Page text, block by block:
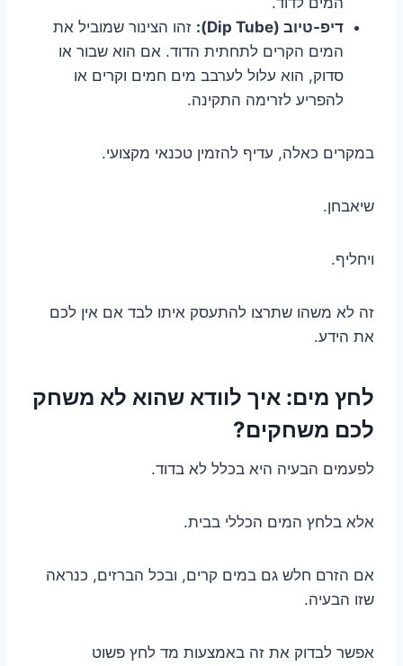
דיפ-טיוב (Dip Tube):
זהו הצינור שמוביל את
המים הקרים לתחתית הדוד. אם הוא שבור או
סדוק, הוא עלול לערבב מים חמים וקרים או
להפריע לזרימה התקינה.
במקרים כאלה, עדיף להזמין טכנאי מקצועי.
שיאבחן.
ויחליף.
זה לא משהו שתרצו להתעסק איתו לבד אם אין לכם
את הידע.
לחץ מים: איך לוודא שהוא לא משחק
לכם משחקים?
לפעמים הבעיה היא בכלל לא בדוד.
אלא בלחץ המים הכללי בבית.
אם הזרם חלש גם במים קרים, ובכל הברזים, כנראה
שזו הבעיה.
אפשר לבדוק את זה באמצעות מד לחץ פשוט